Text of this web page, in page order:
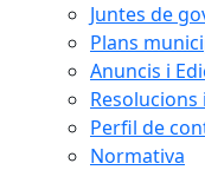
Juntes de
Plans
Anuncis i
Resolucions
Perfil de
Normativa